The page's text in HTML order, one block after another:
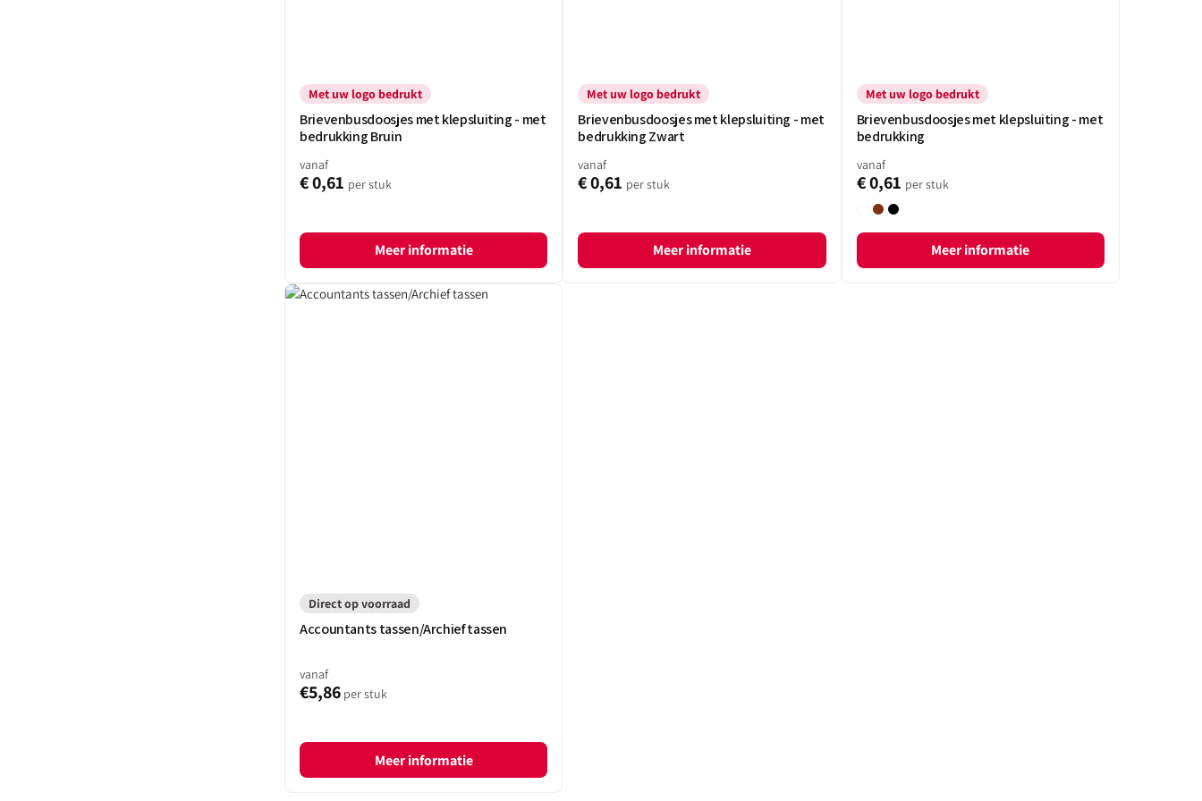
Met uw logo bedrukt
Brievenbusdoosjes met klepsluiting - met
bedrukking Bruin
vanaf
€ 0,61 per stuk
Meer informatie
Met uw logo bedrukt
Brievenbusdoosjes met klepsluiting - met
bedrukking Zwart
vanaf
€ 0,61 per stuk
Meer informatie
Met uw logo bedrukt
Brievenbusdoosjes met klepsluiting - met
bedrukking
vanaf
€ 0,61 per stuk
WitBruinZwart
Meer informatie
Accountants
Direct op voorraad
Accountants tassen/Archief tassen
vanaf
€5,86 per stuk
Meer informatie